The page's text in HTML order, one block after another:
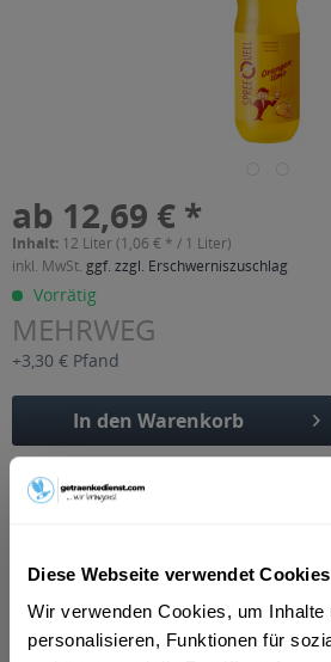
Diese Webseite verwendet Cookies
Wir verwenden Cookies, um Inhalte
personalisieren, Funktionen für
ab 12,69 € *
Inhalt: 12 Liter (1,06 € * / 1 Liter)
inkl. MwSt. ggf. zzgl. Erschwerniszuschlag
Vorrätig
MEHRWEG
+3,30 € Pfand
In den Warenkorb
Artikel-Nr.:
Verfügbar in:
mehr
"Spreequell Orangenlimo 12